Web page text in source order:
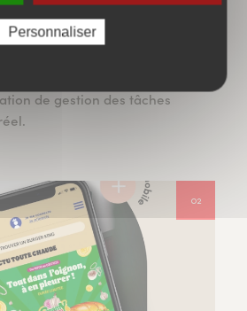
END
de gestion des tâches
02
Personnaliser